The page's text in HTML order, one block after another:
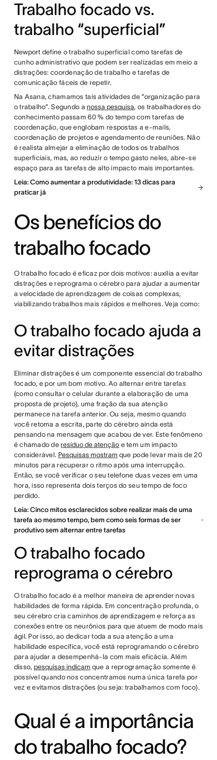
Trabalho focado vs.
trabalho “superficial”
Newport define o trabalho superficial como tarefas de
cunho administrativo que podem ser realizadas em meio a
distrações: coordenação de trabalho e tarefas de
comunicação fáceis de repetir.
Na Asana, chamamos tais atividades de “organização para
o trabalho”. Segundo a nossa pesquisa, os trabalhadores do
conhecimento passam 60 % do tempo com tarefas de
coordenação, que englobam respostas a e-mails,
coordenação de projetos e agendamento de reuniões. Não
é realista almejar a eliminação de todos os trabalhos
superficiais, mas, ao reduzir o tempo gasto neles, abre-se
espaço para as tarefas de alto impacto mais importantes.
Leia: Como aumentar a produtividade: 13 dicas para
praticar já
Os benefícios do
trabalho focado
O trabalho focado é eficaz por dois motivos: auxilia a evitar
distrações e reprograma o cérebro para ajudar a aumentar
a velocidade de aprendizagem de coisas complexas,
viabilizando trabalhos mais rápidos e melhores. Veja como:
O trabalho focado ajuda a
evitar distrações
Eliminar distrações é um componente essencial do trabalho
focado, e por um bom motivo. Ao alternar entre tarefas
(como consultar o celular durante a elaboração de uma
proposta de projeto), uma fração da sua atenção
permanece na tarefa anterior. Ou seja, mesmo quando
você retoma a escrita, parte do cérebro ainda está
pensando na mensagem que acabou de ver. Este fenômeno
é chamado de resíduo de atenção e tem um impacto
considerável. Pesquisas mostram que pode levar mais de 20
minutos para recuperar o ritmo após uma interrupção.
Então, se você verificar o seu telefone duas vezes em uma
hora, isso representa dois terços do seu tempo de foco
perdido.
Leia: Cinco mitos esclarecidos sobre realizar mais de uma
tarefa ao mesmo tempo, bem como seis formas de ser
produtivo sem alternar entre tarefas
O trabalho focado
reprograma o cérebro
O trabalho focado é a melhor maneira de aprender novas
habilidades de forma rápida. Em concentração profunda, o
seu cérebro cria caminhos de aprendizagem e reforça as
conexões entre os neurônios para que atuem de modo mais
ágil. Por isso, ao dedicar toda a sua atenção a uma
habilidade específica, você está reprogramando o cérebro
para ajudar a desempenhá-la com mais eficácia. Além
disso, pesquisas indicam que a reprogramação somente é
possível quando nos concentramos numa única tarefa por
vez e evitamos distrações (ou seja: trabalhamos com foco).
Qual é a importância
do trabalho focado?